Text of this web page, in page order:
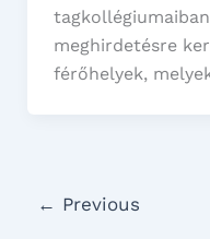
meghirdetésre
férőhelyek,
← Previous